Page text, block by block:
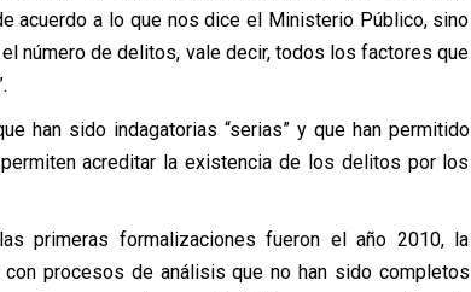
acuerdo a lo que nos dice el Ministerio Público, sino
número de delitos, vale decir, todos los factores que
han sido indagatorias “serias” y que han permitido
acreditar la existencia de los delitos por los
primeras formalizaciones fueron el año 2010, la
procesos de análisis que no han sido completos